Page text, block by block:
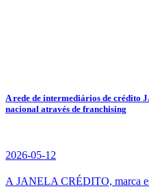
A rede de intermediários de crédito
nacional através de franchising
2026-05-12
A JANELA CRÉDITO, marca